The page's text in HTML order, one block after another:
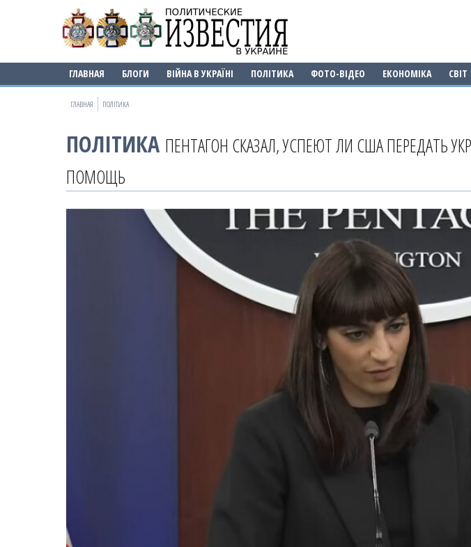
ГЛАВНАЯ БЛОГИ ВІЙНА В УКРАЇНІ ПОЛІТИКА ФОТО-ВІДЕО ЕКОНОМІКА СВІТ
ГЛАВНАЯ ПОЛІТИКА
ПОЛІТИКА ПЕНТАГОН СКАЗАЛ, УСПЕЮТ ЛИ США ПЕРЕДАТЬ
ПОМОЩЬ